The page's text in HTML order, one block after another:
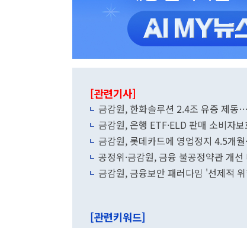
[관련기사]
금감원, 한화솔루션 2.4조 유증 제동
금감원, 은행 ETF·ELD 판매 소비자
금감원, 롯데카드에 영업정지 4.5개
공정위·금감원, 금융 불공정약관 개
금감원, 금융보안 패러다임 '선제적
[관련키워드]